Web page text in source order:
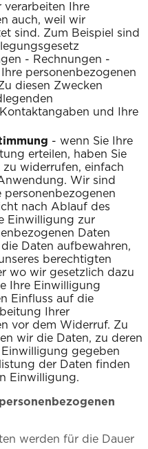
verarbeiten Ihre
auch, weil wir
sind. Zum Beispiel sind
- Rechnungen -
personenbezogenen
diesen Zwecken
und Ihre
- wenn Sie Ihre
erteilen, haben Sie
zu widerrufen, einfach
Wir sind
nach Ablauf des
Einwilligung zur
Daten
Daten aufbewahren,
berechtigten
wo wir gesetzlich dazu
Ihre Einwilligung
Einfluss auf die
Ihrer
vor dem Widerruf. Zu
wir die Daten, zu deren
gegeben
der Daten finden
Einwilligung.
werden für die Dauer